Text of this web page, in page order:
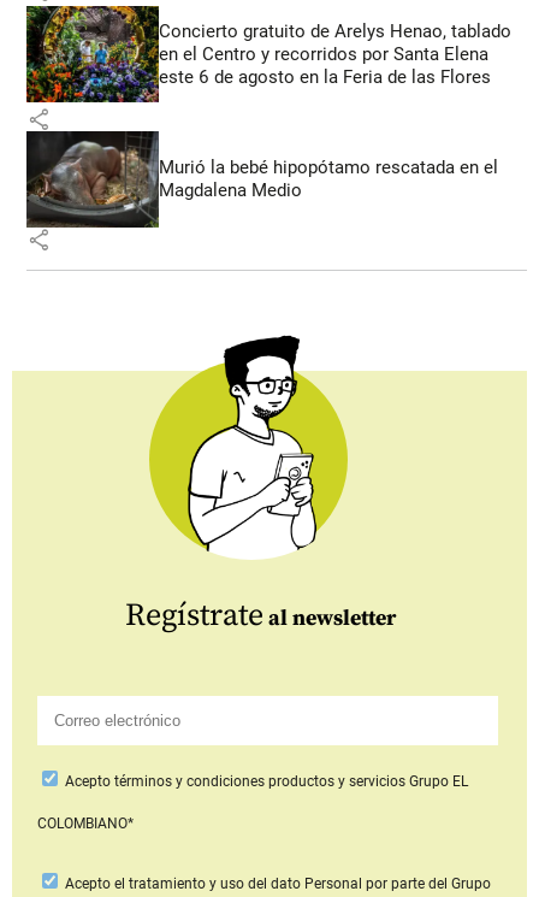
Concierto gratuito de Arelys Henao, tablado
en el Centro y recorridos por Santa Elena
este 6 de agosto en la Feria de las Flores
share
Murió la bebé hipopótamo rescatada en el
Magdalena Medio
share
Regístrate al newsletter
Aceptotérminos y condiciones productos y serviciosGrupo EL
COLOMBIANO*
Acepto el tratamiento y uso del dato Personal por parte del Grupo